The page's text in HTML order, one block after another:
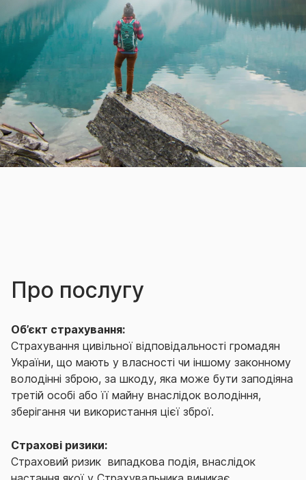
Про послугу
Об’єкт страхування:
Страхування цивільної відповідальності громадян
України, що мають у власності чи іншому законному
володінні зброю, за шкоду, яка може бути заподіяна
третій особі або її майну внаслідок володіння,
зберігання чи використання цієї зброї.
Страхові ризики:
Страховий ризик ­ випадкова подія, внаслідок